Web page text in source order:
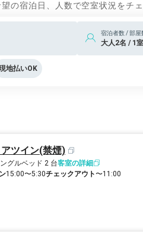
望の宿泊日、人数で空室状況をチ
宿泊者数 / 部屋
大人2名 / 1室
地払いOK
ツイン(禁煙)
グルベッド 2 台客室の詳細
15:00〜5:30チェックアウト〜11:00